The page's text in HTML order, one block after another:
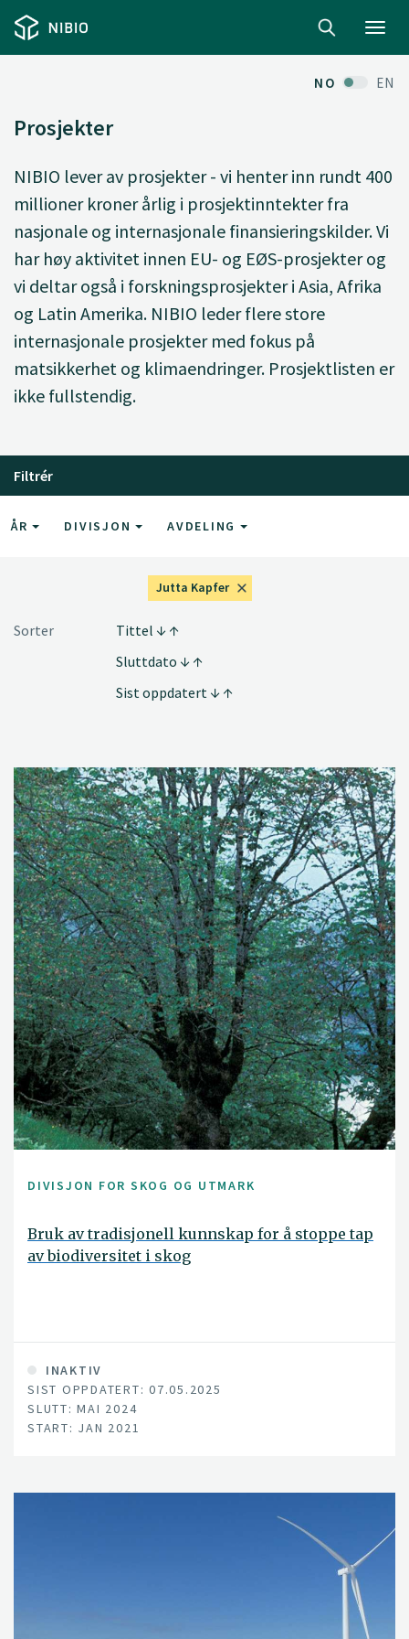
NO EN
Prosjekter
NIBIO lever av prosjekter - vi henter inn rundt 400
millioner kroner årlig i prosjektinntekter fra
nasjonale og internasjonale finansieringskilder. Vi
har høy aktivitet innen EU- og EØS-prosjekter og
vi deltar også i forskningsprosjekter i Asia, Afrika
og Latin Amerika. NIBIO leder flere store
internasjonale prosjekter med fokus på
matsikkerhet og klimaendringer. Prosjektlisten er
ikke fullstendig.
Filtrér
ÅR DIVISJON AVDELING
Jutta Kapfer
Sorter
Tittel
Sluttdato
Sist oppdatert
DIVISJON FOR SKOG OG UTMARK
Bruk av tradisjonell kunnskap for å stoppe tap
av biodiversitet i skog
INAKTIV
SIST OPPDATERT: 07.05.2025
SLUTT: MAI 2024
START: JAN 2021